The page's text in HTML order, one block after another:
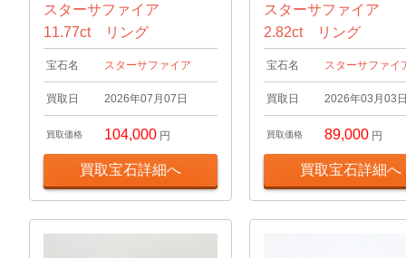
スターサファイア
11.77ct リング
宝石名 スターサファイア
買取日 2026年07月07日
買取価格 104,000 円
買取宝石詳細へ
スターサファイア
2.82ct リング
宝石名 スターサファイ
買取日 2026年03月03
買取価格 89,000 円
買取宝石詳細へ